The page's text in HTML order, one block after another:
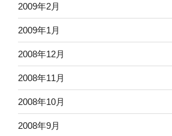
2009年2月
2009年1月
2008年12月
2008年11月
2008年10月
2008年9月